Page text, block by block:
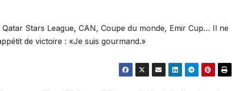
Stars League, CAN, Coupe du monde, Emir Cup… Il ne
de victoire : «Je suis gourmand.»